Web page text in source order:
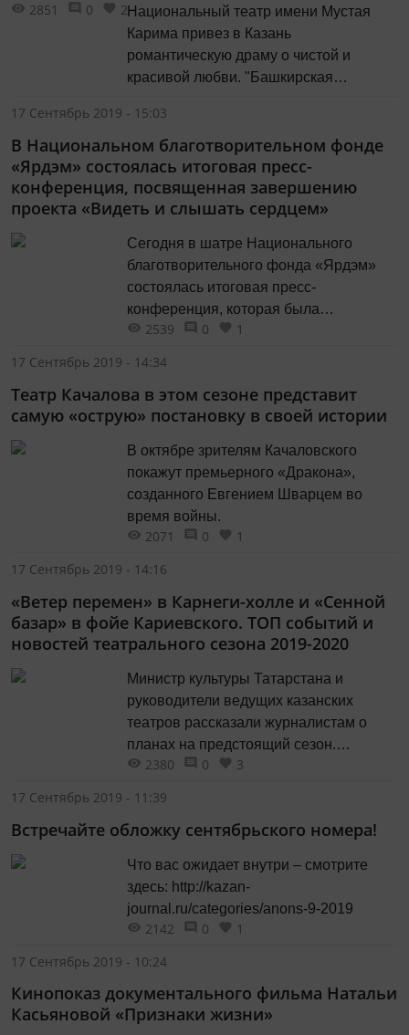
целом уже обновлён.
Национальный театр имени Мустая
Карима привез в Казань
романтическую драму о чистой и
красивой любви. "Башкирская
национальных традициях приурочен к
празднованию 100-летия
Башкортостана.
2851 0 2
17 Сентябрь 2019 - 15:03
В Национальном благотворительном фонде
«Ярдэм» состоялась итоговая пресс-
конференция, посвященная завершению
проекта «Видеть и слышать сердцем»
Сегодня в шатре Национального
благотворительного фонда «Ярдэм»
состоялась итоговая пресс-
конференция, которая была
посвящена завершению проекта
участники курсов – незрячие и
слабовидящие реабилитанты,
представители средств массовой
информации.
2539 0
1
17 Сентябрь 2019 - 14:34
Театр Качалова в этом сезоне представит
самую «острую» постановку в своей истории
В октябре зрителям Качаловского
покажут премьерного «Дракона»,
созданного Евгением Шварцем во
время войны.
2071 0
1
17 Сентябрь 2019 - 14:16
«Ветер перемен» в Карнеги-холле и «Сенной
базар» в фойе Кариевского. ТОП событий и
новостей театрального сезона 2019-2020
Министр культуры Татарстана и
руководители ведущих казанских
театров рассказали журналистам о
планах на предстоящий сезон.
Общение с прессой проходило в
Редакция «Казани» составила
новостей мира театральных
подмостков нашего города и не
только.
2380 0
3
17 Сентябрь 2019 - 11:39
Встречайте обложку сентябрьского номера!
Что вас ожидает внутри – смотрите
здесь: http://kazan-
journal.ru/categories/anons-9-2019
2142 0
1
17 Сентябрь 2019 - 10:24
Кинопоказ документального фильма Натальи
Касьяновой «Признаки жизни»